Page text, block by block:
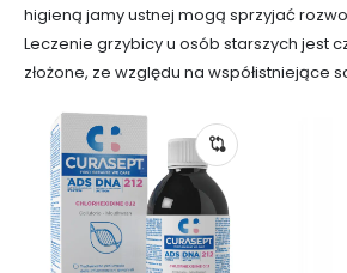
higieną jamy ustnej mogą sprzyjać
Leczenie grzybicy u osób starszych jest
złożone, ze względu na współistniejące